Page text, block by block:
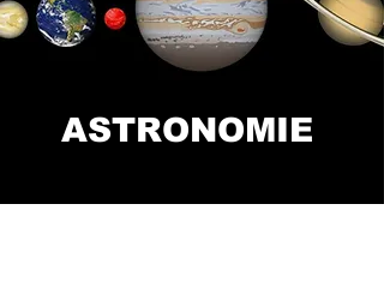
ASTRONOMIE